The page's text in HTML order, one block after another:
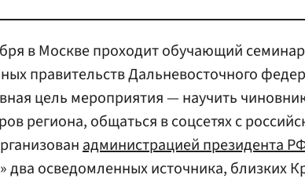
в Москве проходит обучающий
правительств Дальневосточного
цель мероприятия — научить
региона, общаться в соцсетях с
администрацией президента
два осведомленных источника, близких